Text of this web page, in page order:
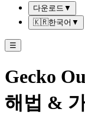
다운로드 ▼
🇰🇷한국어 ▼
☰
Gecko
해법 &